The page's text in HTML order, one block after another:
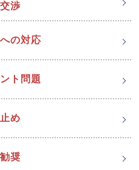
渉
の対応
ト問題
め
奨